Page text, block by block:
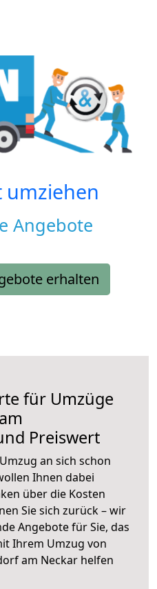
umziehen
Angebote
erhalten
für Umzüge
Preiswert
an sich schon
Ihnen dabei
über die Kosten
Sie sich zurück – wir
Angebote für Sie, das
Ihrem Umzug von
am Neckar helfen